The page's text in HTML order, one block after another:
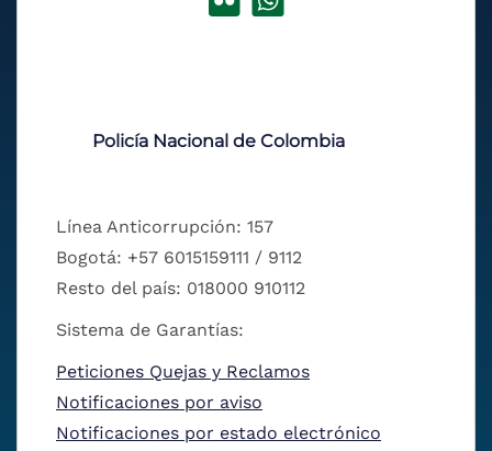
Policía Nacional de Colombia
Línea Anticorrupción: 157
Bogotá: +57 6015159111 / 9112
Resto del país: 018000 910112
Sistema de Garantías:
Peticiones Quejas y Reclamos
Notificaciones por aviso
Notificaciones por estado electrónico